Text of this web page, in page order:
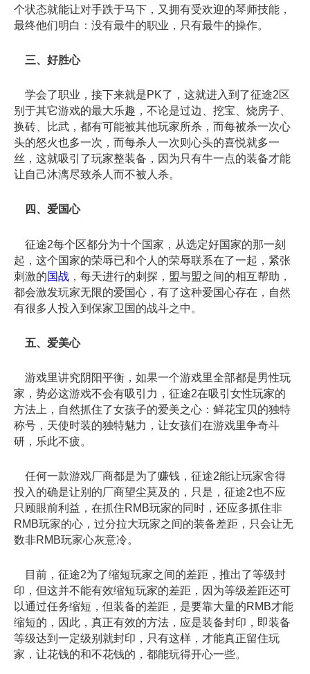
个状态就能让对手跌于马下，又拥有受欢迎的琴师技能，
最终他们明白：没有最牛的职业，只有最牛的操作。
三、好胜心
学会了职业，接下来就是PK了，这就进入到了征途2区
别于其它游戏的最大乐趣，不论是过边、挖宝、烧房子、
换砖、比武，都有可能被其他玩家所杀，而每被杀一次心
头的怒火也多一次，而每杀人一次则心头的喜悦就多一
丝，这就吸引了玩家整装备，因为只有牛一点的装备才能
让自己沐漓尽致杀人而不被人杀。
四、爱国心
征途2每个区都分为十个国家，从选定好国家的那一刻
起，这个国家的荣辱已和个人的荣辱联系在了一起，紧张
刺激的国战 ，每天进行的刺探，盟与盟之间的相互帮助，
都会激发玩家无限的爱国心，有了这种爱国心存在，自然
有很多人投入到保家卫国的战斗之中。
五、爱美心
游戏里讲究阴阳平衡，如果一个游戏里全部都是男性玩
家，势必这游戏不会有吸引力，征途2在吸引女性玩家的
方法上，自然抓住了女孩子的爱美之心：鲜花宝贝的独特
称号，天使时装的独特魅力，让女孩们在游戏里争奇斗
研，乐此不疲。
任何一款游戏厂商都是为了赚钱，征途2能让玩家舍得
投入的确是让别的厂商望尘莫及的，只是，征途2也不应
只顾眼前利益，在抓住RMB玩家的同时，还应多抓住非
RMB玩家的心，过分拉大玩家之间的装备差距，只会让无
数非RMB玩家心灰意冷。
目前，征途2为了缩短玩家之间的差距，推出了等级封
印，但这并不能有效缩短玩家的差距，因为等级差距还可
以通过任务缩短，但装备的差距，是要靠大量的RMB才能
缩短的，因此，真正有效的方法，应是装备封印，即装备
等级达到一定级别就封印，只有这样，才能真正留住玩
家，让花钱的和不花钱的，都能玩得开心一些。